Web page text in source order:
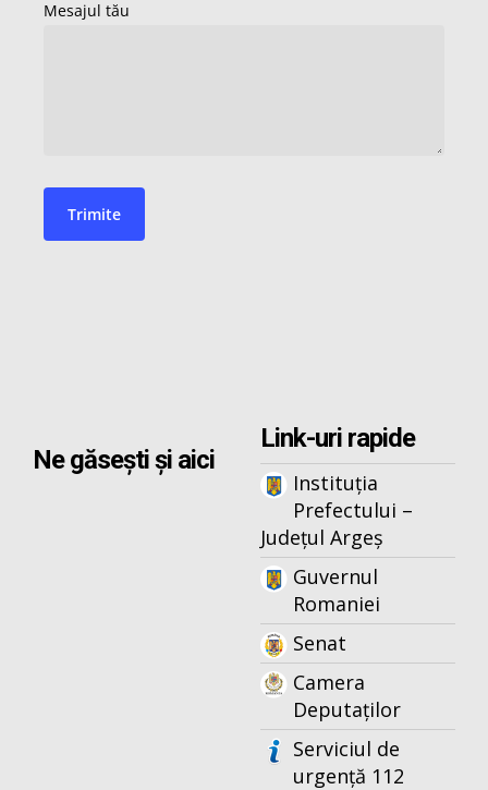
Ne găsești și aici
Link-uri rapide
Instituția
Prefectului –
Județul Argeș
Guvernul
Romaniei
Senat
Camera
Deputaților
Serviciul de
urgență 112